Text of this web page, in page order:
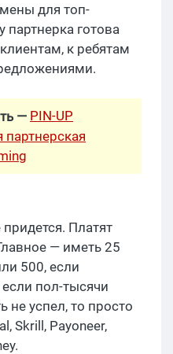
для топ-
готова
к ребятам
— PIN-UP
Платят
— иметь 25
500, если
пол-тысячи
не успел, то просто
Skrill, Payoneer,